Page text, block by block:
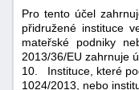
Pro tento účel
přidružené instituce
mateřské podniky
2013/36/EU zahrnuje
10.
Instituce, které
1024/2013, nebo